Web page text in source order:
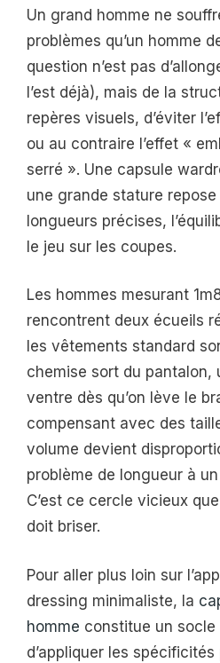
Un grand homme ne
problèmes qu’un homme
question n’est pas
l’est déjà), mais de la
repères visuels, d’éviter
ou au contraire l’effet «
serré ». Une capsule
une grande stature
longueurs précises,
le jeu sur les coupes.
Les hommes mesurant
rencontrent deux écueils
les vêtements standard
chemise sort du pantalon,
ventre dès qu’on lève le
compensant avec des
volume devient
problème de longueur à
C’est ce cercle vicieux
doit briser.
Pour aller plus loin sur
dressing minimaliste, la
homme constitue un
d’appliquer les